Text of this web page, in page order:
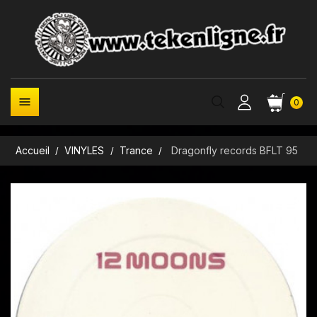
0

Accueil VINYLES Trance Dragonfly records BFLT 95